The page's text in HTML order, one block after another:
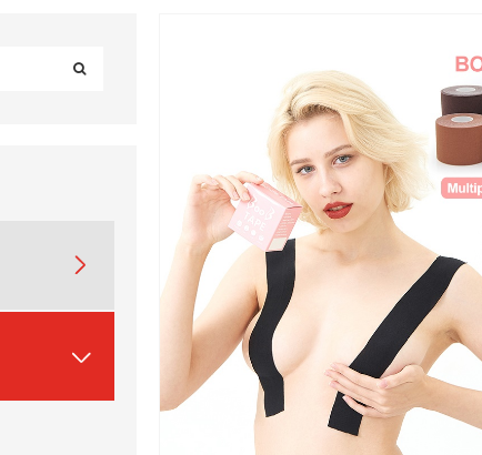

